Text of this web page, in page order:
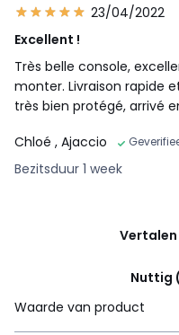
23/04/2022
Excellent !
Très belle console,
monter. Livraison rapide
très bien protégé, arrivé
Chloé , Ajaccio
Bezitsduur 1 week
Nuttig
Waarde van product